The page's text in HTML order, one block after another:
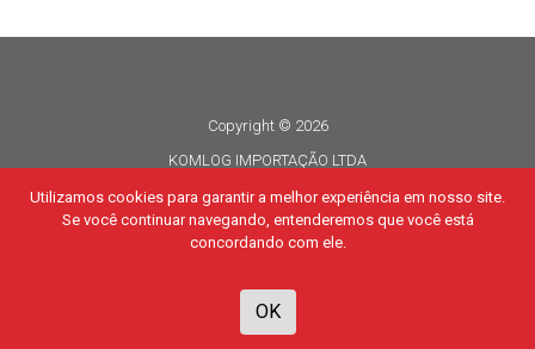
Copyright © 2026
KOMLOG IMPORTAÇÃO LTDA
CNPJ 06.114.935/0015-80
Todos os direitos reservados
Utilizamos cookies para garantir a melhor experiência em nosso site.
Se você continuar navegando, entenderemos que você está
concordando com ele.
OK